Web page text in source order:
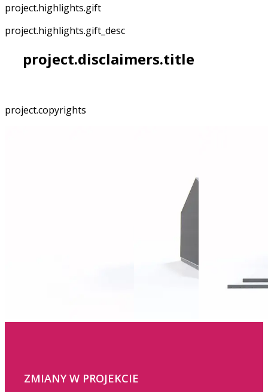
project.highlights.gift
project.highlights.gift_desc
project.disclaimers.title
project.copyrights
ZMIANY W PROJEKCIE